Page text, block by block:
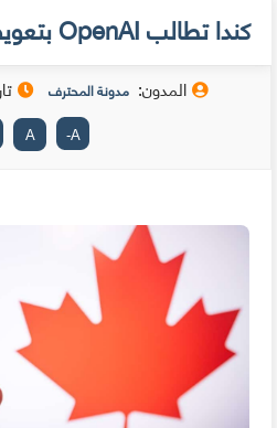
كندا تطالب OpenAI بتعويض قدره مليار دولار
المدون: مدونة المحترف
A
-
A